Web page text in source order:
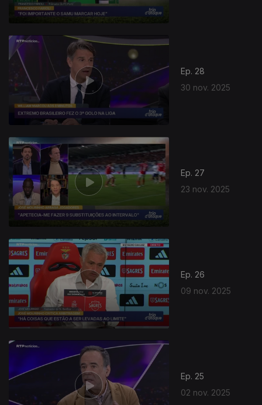
Ep. 28
30 nov. 2025
Ep. 27
23 nov. 2025
Ep. 26
09 nov. 2025
Ep. 25
02 nov. 2025